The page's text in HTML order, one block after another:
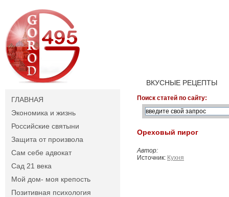
ГЛАВНАЯ
Экономика и жизнь
Российские святыни
Защита от произвола
Сам себе адвокат
Сад 21 века
Мой дом- моя крепость
Позитивная психология
ВКУСНЫЕ РЕЦЕПТЫ
Поиск статей по сайту:
Ореховый пирог
Автор:
Источник: Кухня